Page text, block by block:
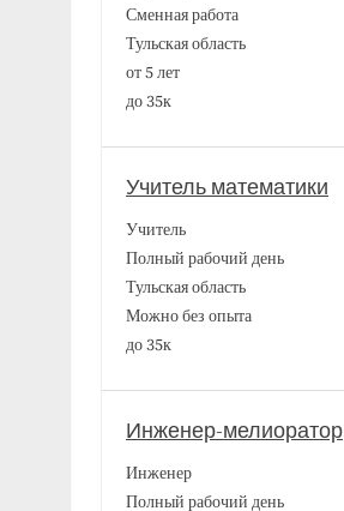
Сменная работа
Тульская область
от 5 лет
до 35к
Учитель математики
Учитель
Полный рабочий день
Тульская область
Можно без опыта
до 35к
Инженер-мелиоратор
Инженер
Полный рабочий день